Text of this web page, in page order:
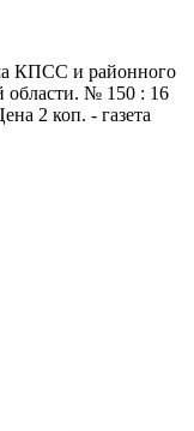
КПСС и районного
области. № 150 : 16
2 коп. - газета